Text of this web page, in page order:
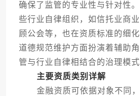
确保了监管的专业性与针对性
些行业自律组织，如信托业商
顾公会等，也在资质标准的细
道德规范维护方面扮演着辅助
管与行业自律相结合的治理模式
主要资质类别详解
金融资质可依据对象不同，